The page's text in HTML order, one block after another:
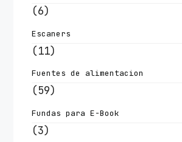
(6)
Escaners
(11)
Fuentes de alimentacion
(59)
Fundas para E-Book
(3)